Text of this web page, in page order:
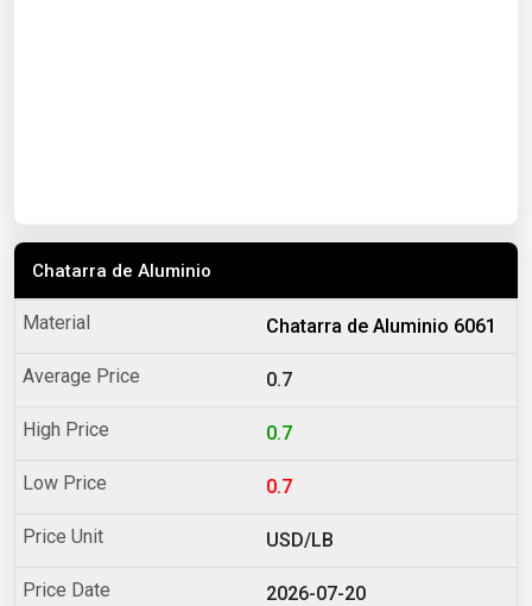
Chatarra de Aluminio
Chatarra de Aluminio 6061
0.7
0.7
0.7
USD/LB
2026-07-20